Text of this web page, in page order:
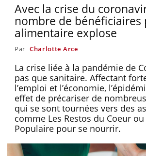
Avec la crise du
nombre de bénéficiaires
alimentaire explose
Par Charlotte Arce
La crise liée à la pandémie de
pas que sanitaire. Affectant
l’emploi et l’économie,
effet de précariser de
qui se sont tournées vers des
comme Les Restos du Coeur
Populaire pour se nourrir.